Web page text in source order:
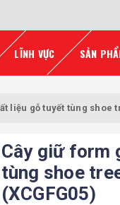
LĨNH VỰC SẢN
liệu gỗ tuyết tùng shoe
Cây giữ form
tùng shoe
(XCGFG05)